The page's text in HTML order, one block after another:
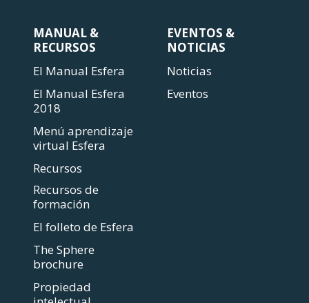
MANUAL &
RECURSOS
El Manual Esfera
El Manual Esfera
2018
Menú aprendizaje
virtual Esfera
Recursos
Recursos de
formación
El folleto de Esfera
The Sphere
brochure
Propiedad
EVENTOS &
NOTICIAS
Noticias
Eventos